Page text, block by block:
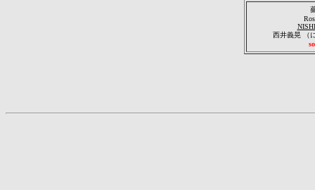
西井義晃 （